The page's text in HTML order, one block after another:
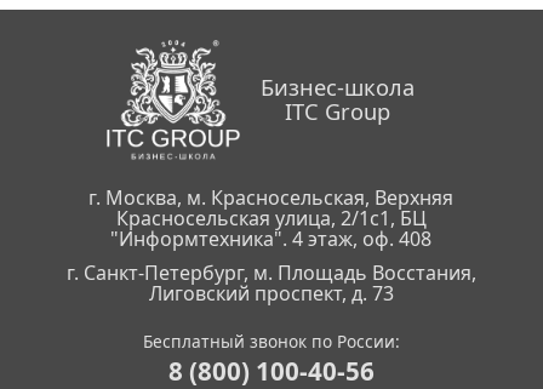
Бизнес-школа
ITC Group
г. Москва, м. Красносельская, Верхняя
Красносельская улица, 2/1с1, БЦ
"Информтехника". 4 этаж, оф. 408
г. Санкт-Петербург, м. Площадь Восстания,
Лиговский проспект, д. 73
Бесплатный звонок по России:
8 (800) 100-40-56